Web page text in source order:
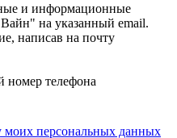
и информационные
на указанный email.
написав на почту
номер телефона
моих персональных данных